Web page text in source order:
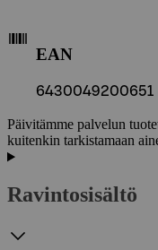
EAN
6430049200651
Päivitämme palvelun
kuitenkin tarkistamaan
Ravintosisältö